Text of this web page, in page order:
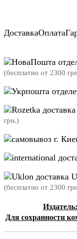
ДоставкаОплата
(бесплатно от 2300
грн.)
(бесплатно от 2300
Издатель:
Для сохранности